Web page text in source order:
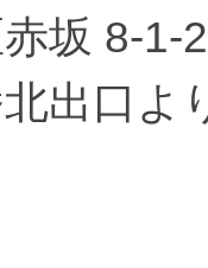
赤坂 8-
出口よ